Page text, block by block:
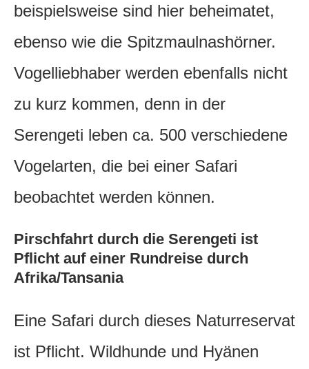
beispielsweise sind hier beheimatet,
ebenso wie die Spitzmaulnashörner.
Vogelliebhaber werden ebenfalls nicht
zu kurz kommen, denn in der
Serengeti leben ca. 500 verschiedene
Vogelarten, die bei einer Safari
beobachtet werden können.
Pirschfahrt durch die Serengeti ist
Pflicht auf einer Rundreise durch
Afrika/Tansania
Eine Safari durch dieses Naturreservat
ist Pflicht. Wildhunde und Hyänen